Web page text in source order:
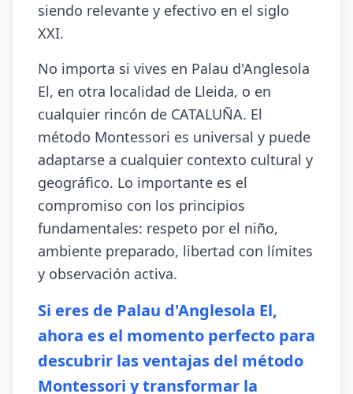
siendo relevante y efectivo en el siglo
XXI.
No importa si vives en Palau d'Anglesola
El, en otra localidad de Lleida, o en
cualquier rincón de CATALUÑA. El
método Montessori es universal y puede
adaptarse a cualquier contexto cultural y
geográfico. Lo importante es el
compromiso con los principios
fundamentales: respeto por el niño,
ambiente preparado, libertad con límites
y observación activa.
Si eres de Palau d'Anglesola El,
ahora es el momento perfecto para
descubrir las ventajas del método
Montessori y transformar la